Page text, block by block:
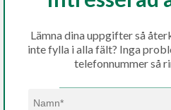
Lämna dina uppgifter så
inte fylla i alla fält? Inga
telefonnummer så